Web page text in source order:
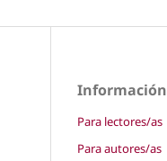
Información
Para lectores/as
Para autores/as